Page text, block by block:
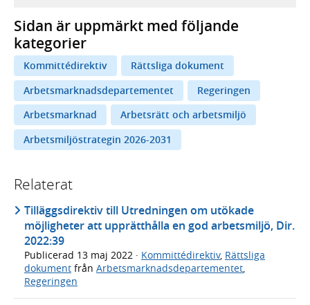
Sidan är uppmärkt med följande
kategorier
Kommittédirektiv
Rättsliga dokument
Arbetsmarknadsdepartementet
Regeringen
Arbetsmarknad
Arbetsrätt och arbetsmiljö
Arbetsmiljöstrategin 2026-2031
Relaterat
Tilläggsdirektiv till Utredningen om utökade
möjligheter att upprätthålla en god arbetsmiljö, Dir.
2022:39
Publicerad 13 maj 2022 · Kommittédirektiv, Rättsliga
dokument från Arbetsmarknadsdepartementet,
Regeringen